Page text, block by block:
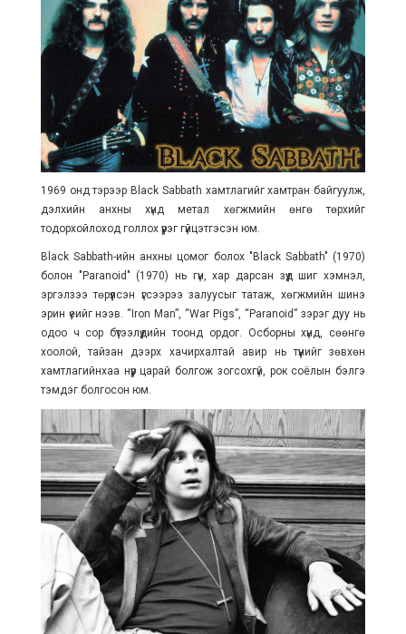
1969 онд тэрээр Black Sabbath хамтлагийг хамтран байгуулж,
дэлхийн анхны хүнд метал хөгжмийн өнгө төрхийг
тодорхойлоход голлох үүрэг гүйцэтгэсэн юм.
Black Sabbath-ийн анхны цомог болох "Black Sabbath" (1970)
болон "Paranoid" (1970) нь гүн, хар дарсан зүүд шиг хэмнэл,
эргэлзээ төрүүлсэн үгсээрээ залуусыг татаж, хөгжмийн шинэ
эрин үеийг нээв. “Iron Man”, “War Pigs”, “Paranoid” зэрэг дуу нь
одоо ч сор бүтээлүүдийн тоонд ордог. Осборны хүнд, сөөнгө
хоолой, тайзан дээрх хачирхалтай авир нь түүнийг зөвхөн
хамтлагийнхаа нүүр царай болгож зогсохгүй, рок соёлын бэлгэ
тэмдэг болгосон юм.